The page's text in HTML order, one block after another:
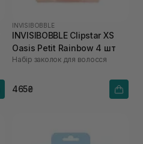
INVISIBOBBLE
INVISIBOBBLE Clipstar XS
Oasis Petit Rainbow 4 шт
Набір заколок для волосся
465₴